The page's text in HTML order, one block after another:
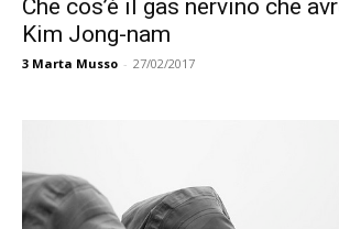
Che cos’è il gas nervino che
Kim Jong-nam
3 Marta Musso - 27/02/2017